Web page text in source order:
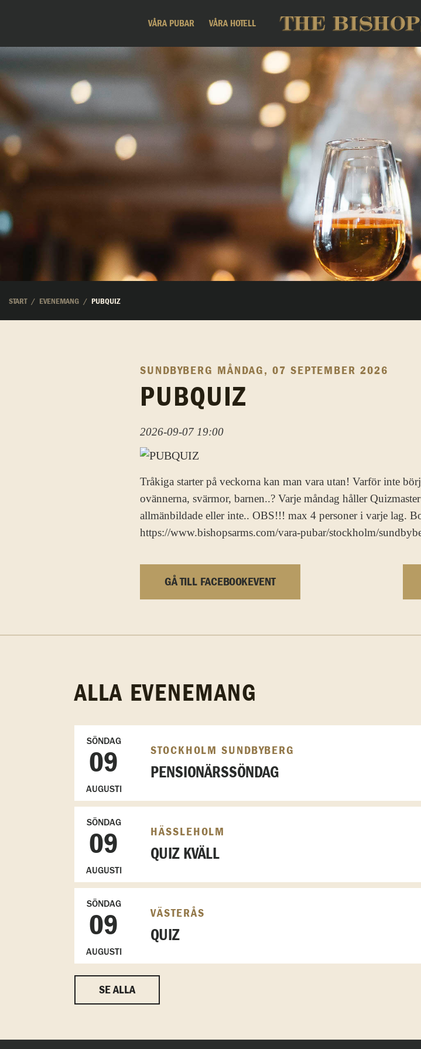
VÅRA PUBAR VÅRA HOTELL
START EVENEMANG PUBQUIZ
SUNDBYBERG MÅNDAG, 07 SEPTEMBER 2026
PUBQUIZ
2026-09-07 19:00
Tråkiga starter på veckorna kan man vara utan! Varför inte
ovännerna, svärmor, barnen..? Varje måndag håller
allmänbildade eller inte.. OBS!!! max 4 personer i varje lag.
https://www.bishopsarms.com/vara-pubar/stockholm/
GÅ TILL FACEBOOKEVENT
ALLA EVENEMANG
SÖNDAG
09
AUGUSTI
STOCKHOLM SUNDBYBERG
PENSIONÄRSSÖNDAG
SÖNDAG
09
AUGUSTI
HÄSSLEHOLM
QUIZ KVÄLL
SÖNDAG
09
AUGUSTI
VÄSTERÅS
QUIZ
SE ALLA